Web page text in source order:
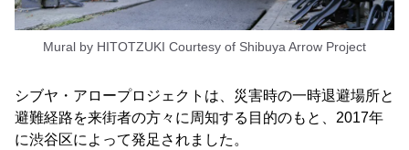
Mural by HITOTZUKI Courtesy of Shibuya Arrow Project
シブヤ・アロープロジェクトは、災害時の一時退避場所と
避難経路を来街者の方々に周知する目的のもと、2017年
に渋谷区によって発足されました。